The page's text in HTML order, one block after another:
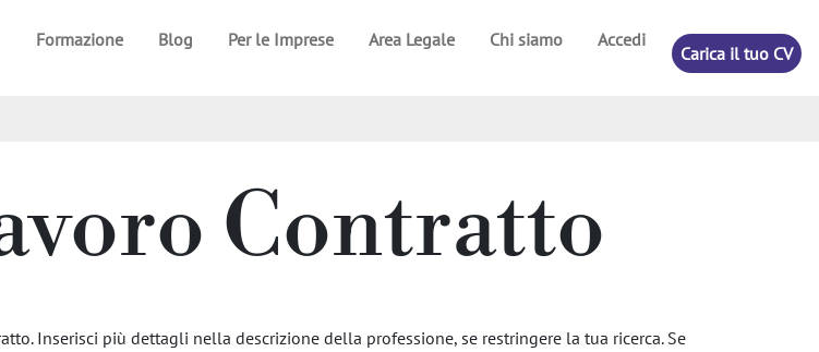
Formazione Blog Per le Imprese Area Legale Chi siamo Accedi
Carica il tuo CV
Contratto
Inserisci più dettagli nella descrizione della professione, se restringere la tua ricerca. Se